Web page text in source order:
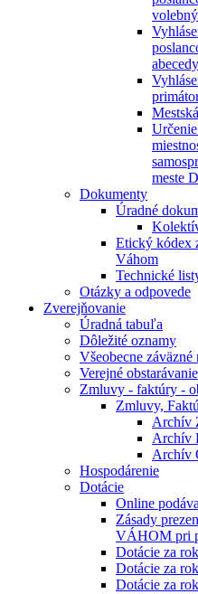
abecedy
meste
Dokumenty
Úradné
Etický kódex
Váhom
Technické
Otázky a odpovede
Zverejňovanie
Úradná tabuľa
Dôležité oznamy
Všeobecne záväzné
Verejné obstarávanie
Zmluvy - faktúry -
Zmluvy,
Archív
Archív
Archív
Hospodárenie
Dotácie
Online
Zásady
VÁHOM pri
Dotácie za
Dotácie za
Dotácie za